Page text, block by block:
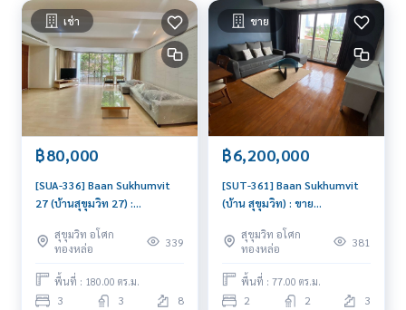
เช่า
฿80,000
[SUA-336] Baan Sukhumvit
27 (บ้านสุขุมวิท 27) :
ใกล้อโศก คอนโดห้องสวย ราคาดี
สุขุมวิท อโศก
ทองหล่อ
339
พื้นที่ : 180.00 ตร.ม.
3 3 8
ขาย
฿6,200,000
[SUT-361] Baan Sukhumvit
(บ้าน สุขุมวิท) : ขาย
ทองหล่อ คอนโดสวย ส่วนกลางดี
สุขุมวิท อโศก
ทองหล่อ
381
พื้นที่ : 77.00 ตร.ม.
2 2 3